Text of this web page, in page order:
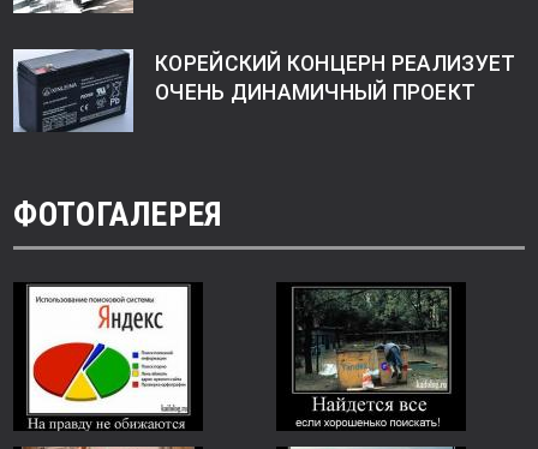
КОРЕЙСКИЙ КОНЦЕРН РЕАЛИЗУЕТ
ОЧЕНЬ ДИНАМИЧНЫЙ ПРОЕКТ
ФОТОГАЛЕРЕЯ